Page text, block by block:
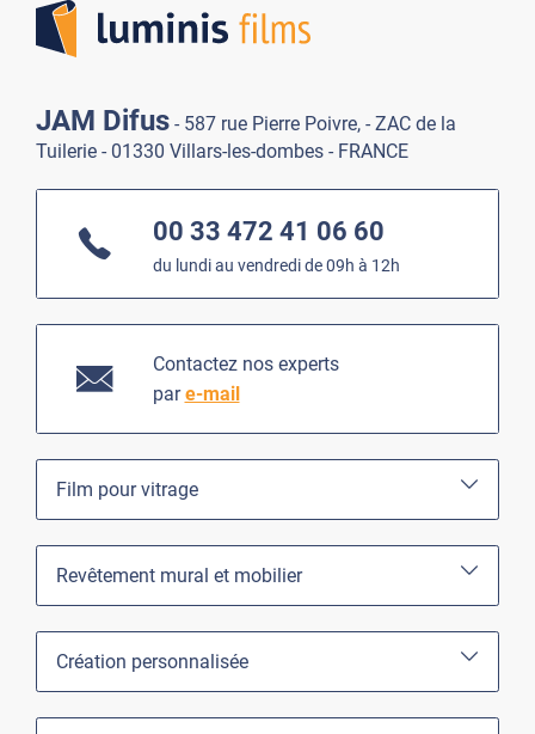
JAM Difus - 587 rue Pierre Poivre, - ZAC de la
Tuilerie - 01330 Villars-les-dombes - FRANCE
00 33 472 41 06 60
du lundi au vendredi de 09h à 12h
Contactez nos experts
pare-mail
Film pour vitrage
Revêtement mural et mobilier
Création personnalisée